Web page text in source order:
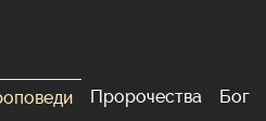
Пророчества Бог